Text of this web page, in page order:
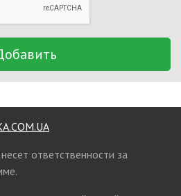
ответственности за